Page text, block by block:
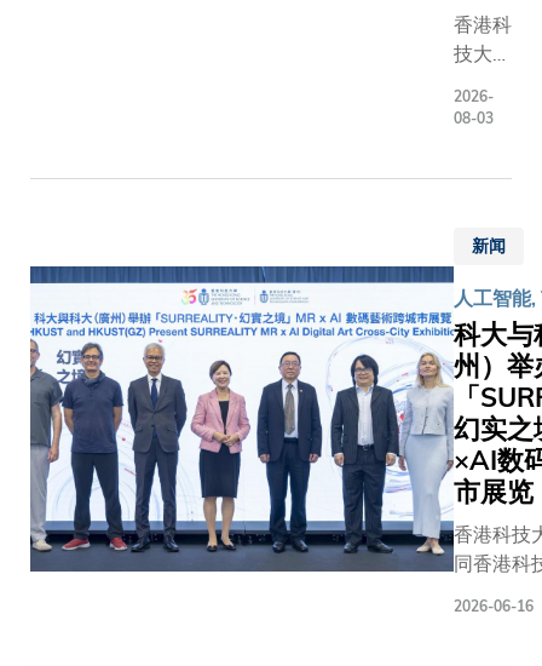
香港科
技大学
大）获
生慷慨
捐赠
35幅
《汉字
颂》系
列书法
作品，
并于8
月1日
7日假
科大李
兆基图
2026-
08-03
新闻
人工智能
科大与
州）举
「
幻实之
×AI数
市展览
香港科技
同香港科
2026-06-16